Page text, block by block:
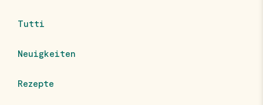
Tutti
Neuigkeiten
Rezepte